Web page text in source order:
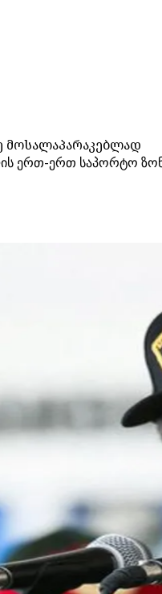
მოსალაპარაკებლად
ერთ-ერთ საპორტო